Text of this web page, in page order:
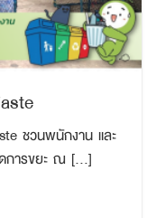
ชวนพนักงาน และ
การขยะ ณ […]